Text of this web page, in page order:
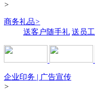
>
商务礼品>
送客户随手礼 送员工
企业印务 | 广告宣传
>